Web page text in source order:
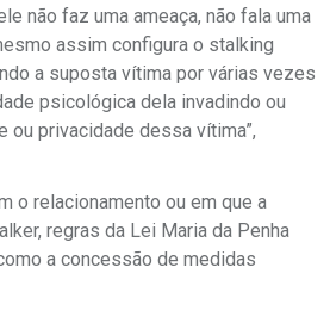
não faz uma ameaça, não fala uma
assim configura o stalking
a suposta vítima por várias vezes
psicológica dela invadindo ou
ou privacidade dessa vítima”,
o relacionamento ou em que a
regras da Lei Maria da Penha
a concessão de medidas